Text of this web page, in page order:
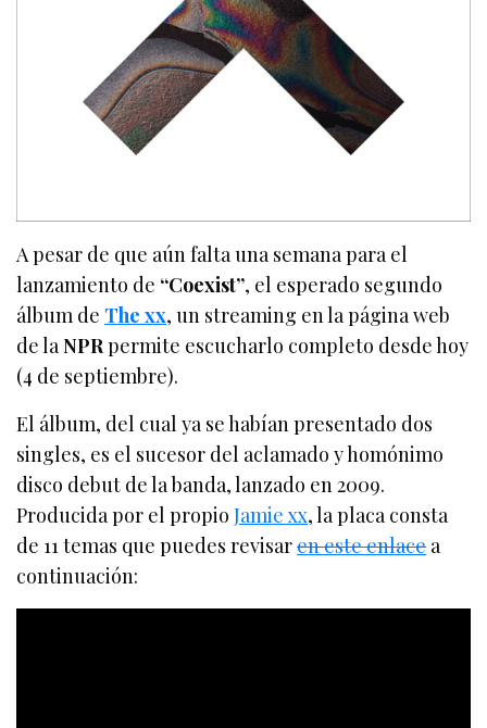
A pesar de que aún falta una semana para el
lanzamiento de “Coexist”, el esperado segundo
álbum de The xx, un streaming en la página web
de laNPRpermite escucharlo completo desde hoy
(4 de septiembre).
El álbum, del cual ya se habían presentado dos
singles, es el sucesor del aclamado y homónimo
disco debut de la banda, lanzado en 2009.
Producida por el propioJamie xx, la placa consta
de 11 temas que puedes revisaren este enlacea
continuación: